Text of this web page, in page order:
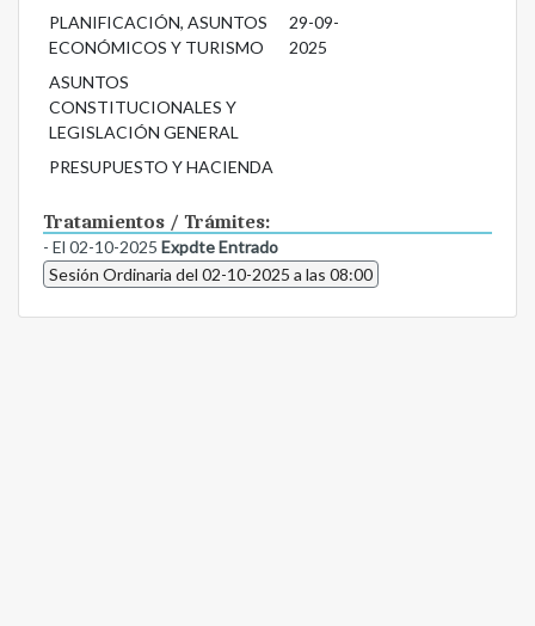
PLANIFICACIÓN, ASUNTOS
ECONÓMICOS Y TURISMO
29-09-
2025
ASUNTOS
CONSTITUCIONALES Y
LEGISLACIÓN GENERAL
PRESUPUESTO Y HACIENDA
Tratamientos / Trámites:
- El 02-10-2025 Expdte Entrado
Sesión Ordinaria del 02-10-2025 a las 08:00